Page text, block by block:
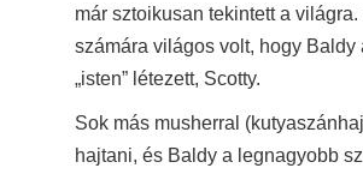
már sztoikusan tekintett a
számára világos volt, hogy
„isten” létezett, Scotty.
Sok más musherral
hajtani, és Baldy a legnagyobb